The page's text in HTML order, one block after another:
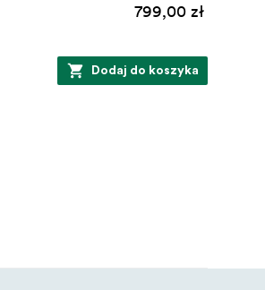
799,00 zł
Dodaj do koszyka